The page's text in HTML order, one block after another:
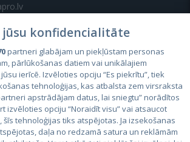
jūsu konfidencialitāte
partneri glabājam un piekļūstam personas
pārlūkošanas datiem vai unikālajiem
ierīcē. Izvēloties opciju “Es piekrītu”, tiek
tehnoloģijas, kas atbalsta zem virsraksta
apstrādājam datus, lai sniegtu” norādītos
izvēloties opciju “Noraidīt visu” vai atsaucot
šīs tehnoloģijas tiks atspējotas. Ja izsekošanas
daļa no redzamā satura un reklāmām